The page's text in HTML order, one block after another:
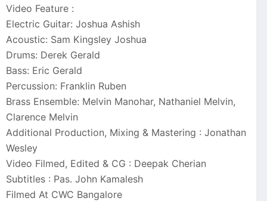
Video Feature :
Electric Guitar: Joshua Ashish
Acoustic: Sam Kingsley Joshua
Drums: Derek Gerald
Bass: Eric Gerald
Percussion: Franklin Ruben
Brass Ensemble: Melvin Manohar, Nathaniel Melvin,
Clarence Melvin
Additional Production, Mixing & Mastering : Jonathan
Wesley
Video Filmed, Edited & CG : Deepak Cherian
Subtitles : Pas. John Kamalesh
Filmed At CWC Bangalore